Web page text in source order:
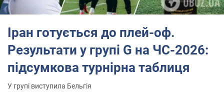
Іран готується до плей-оф.
Результати у групі G на ЧС-2026:
підсумкова турнірна таблиця
У групі виступила Бельгія